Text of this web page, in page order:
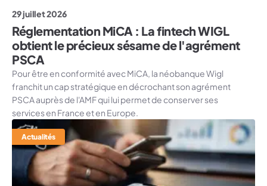
29 juillet 2026
Réglementation MiCA : La fintech WIGL
obtient le précieux sésame de l'agrément
PSCA
Pour être en conformité avec MiCA, la néobanque Wigl
franchit un cap stratégique en décrochant son agrément
PSCA auprès de l'AMF qui lui permet de conserver ses
services en France et en Europe.
Actualités